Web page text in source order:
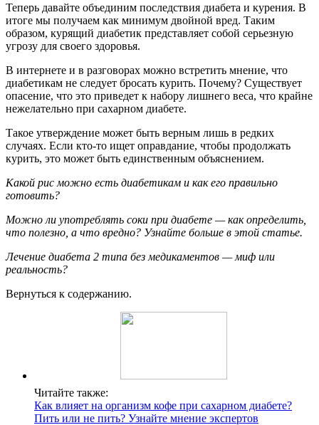
Теперь давайте объединим последствия диабета и курения. В
итоге мы получаем как минимум двойной вред. Таким
образом, курящий диабетик представляет собой серьезную
угрозу для своего здоровья.
В интернете и в разговорах можно встретить мнение, что
диабетикам не следует бросать курить. Почему? Существует
опасение, что это приведет к набору лишнего веса, что крайне
нежелательно при сахарном диабете.
Такое утверждение может быть верным лишь в редких
случаях. Если кто-то ищет оправдание, чтобы продолжать
курить, это может быть единственным объяснением.
Какой рис можно есть диабетикам и как его правильно
готовить?
Можно ли употреблять соки при диабете — как определить,
что полезно, а что вредно? Узнайте больше в этой статье.
Лечение диабета 2 типа без медикаментов — миф или
реальность?
Вернуться к содержанию.
Читайте также:
Как влияет на организм кофе при сахарном диабете?
Пить или не пить? Узнайте мнение экспертов